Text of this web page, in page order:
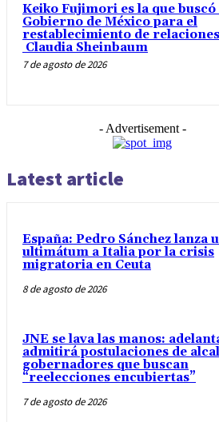
Keiko Fujimori es la que buscó
Gobierno de México para el
restablecimiento de
Claudia Sheinbaum
7 de agosto de 2026
- Advertisement -
Latest article
España: Pedro Sánchez lanza
ultimátum a Italia por la crisis
migratoria en Ceuta
8 de agosto de 2026
JNE se lava las manos:
admitirá postulaciones de
gobernadores que buscan
“reelecciones encubiertas”
7 de agosto de 2026